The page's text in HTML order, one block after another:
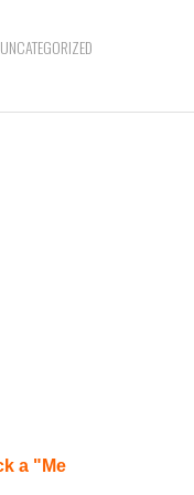
UNCATEGORIZED
a "Me